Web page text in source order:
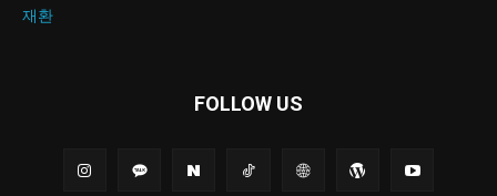
재환
FOLLOW US